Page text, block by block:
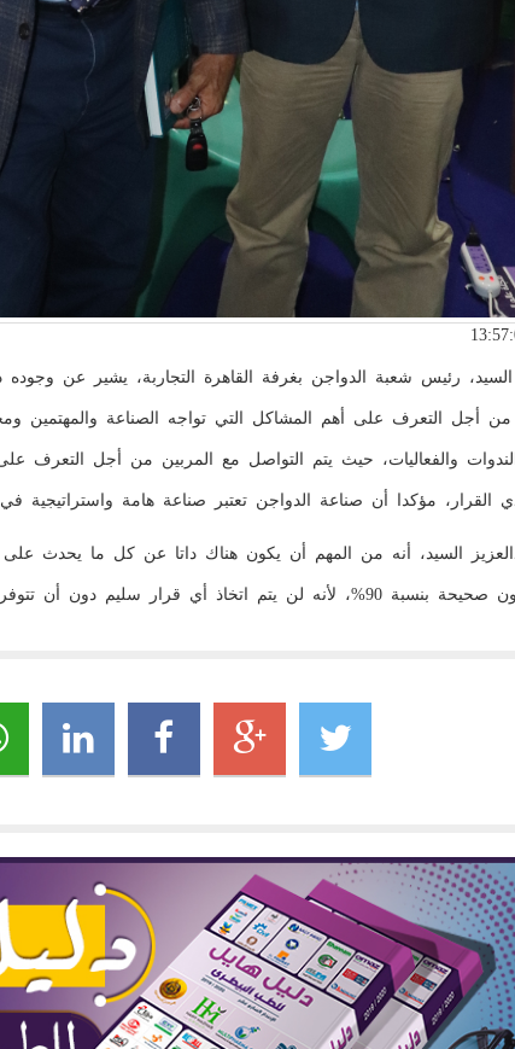
السيد، رئيس شعبة الدواجن بغرفة القاهرة التجاربة، يشير عن
أجل التعرف على أهم المشاكل التي تواجه الصناعة والمهتمين
والفعاليات، حيث يتم التواصل مع المربين من أجل التعرف
القرار، مؤكدا أن صناعة الدواجن تعتبر صناعة هامة واستراتيجية في
السيد، أنه من المهم أن يكون هناك داتا عن كل ما يحدث
سليم دون أن تتوفر عنه داتا ومعلومات صحيحة وسليمة.